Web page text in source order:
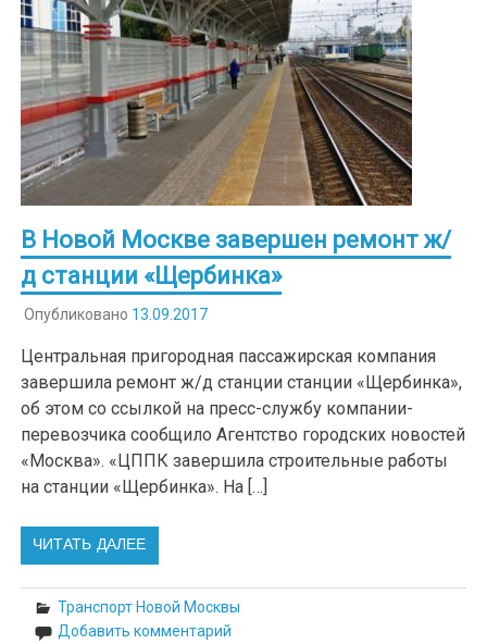
В Новой Москве завершен ремонт ж/
д станции «Щербинка»
Опубликовано 13.09.2017
Центральная пригородная пассажирская компания
завершила ремонт ж/д станции станции «Щербинка»,
об этом со ссылкой на пресс-службу компании-
перевозчика сообщило Агентство городских новостей
«Москва». «ЦППК завершила строительные работы
на станции «Щербинка». На […]
ЧИТАТЬ ДАЛЕЕ
Транспорт Новой Москвы
Добавить комментарий